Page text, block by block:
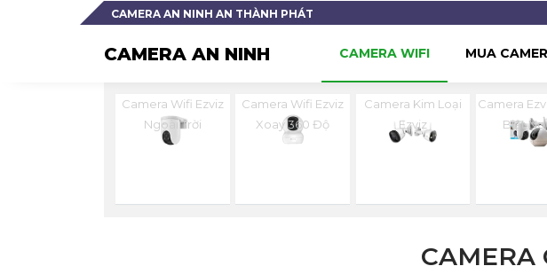
CAMERA AN NINH AN THÀNH PHÁT
CAMERA AN NINH CAMERA WIFI MUA
Camera Wifi Ezviz
Ngoài Trời
Camera Wifi Ezviz
Xoay 360 Độ
Camera Kim Loại
Ezviz
Camera
Biệt
CAMERA